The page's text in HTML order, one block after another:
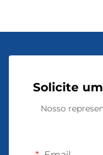
Solicite
Nosso